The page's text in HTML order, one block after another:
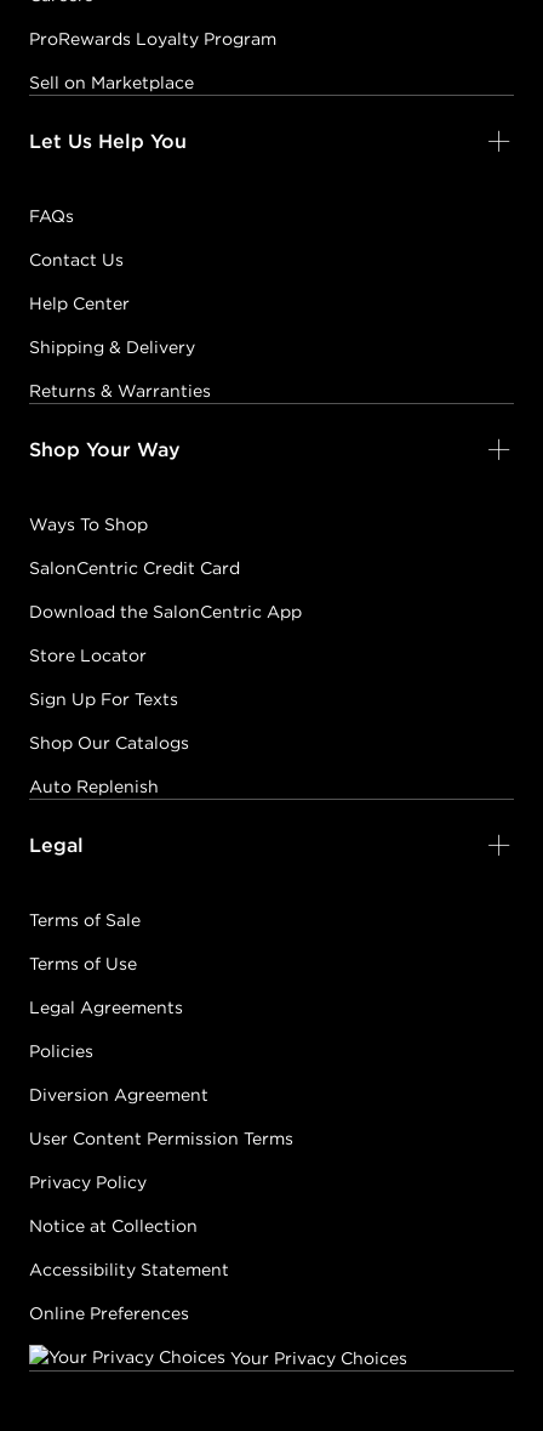
ProRewards Loyalty Program
Sell on Marketplace
Let Us Help You
FAQs
Contact Us
Help Center
Shipping & Delivery
Returns & Warranties
Shop Your Way
Ways To Shop
SalonCentric Credit Card
Download the SalonCentric App
Store Locator
Sign Up For Texts
Shop Our Catalogs
Auto Replenish
Legal
Terms of Sale
Terms of Use
Legal Agreements
Policies
Diversion Agreement
User Content Permission Terms
Privacy Policy
Notice at Collection
Accessibility Statement
Online Preferences
Your Privacy Choices